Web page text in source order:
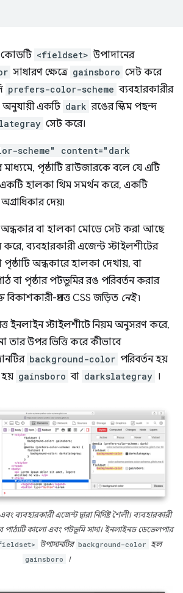
কোডটি <fieldset> উপাদানের
সাধারণ ক্ষেত্রে gainsboro সেট করে
prefers-color-scheme ব্যবহারকারীর
অনুযায়ী একটি dark রঙের স্কিম পছন্দ
সেট করে।
scheme" content="dark
পৃষ্ঠাটি ব্রাউজারকে বলে যে এটি
হালকা থিম সমর্থন করে, একটি
দেয়৷
অন্ধকার বা হালকা মোডে সেট করা আছে
করে, ব্যবহারকারী এজেন্ট স্টাইলশীটের
অন্ধকারে হালকা দেখায়, বা
বা পৃষ্ঠার পটভূমির রঙ পরিবর্তন করার
প্রদত্ত CSS জড়িত নেই৷
ইনলাইন স্টাইলশীটে নিয়ম অনুসরণ করে,
তার উপর ভিত্তি করে কীভাবে
background-color পরিবর্তন হয়
হয় gainsboro বা darkslategray ।
ব্যবহারকারী এজেন্ট দ্বারা নির্দিষ্ট শৈলী। ব্যবহারকারী
পাঠ্যটি কালো এবং পটভূমি সাদা। ইনলাইনড ডেভেলপার
উপাদানটির background-color হল
gainsboro ।